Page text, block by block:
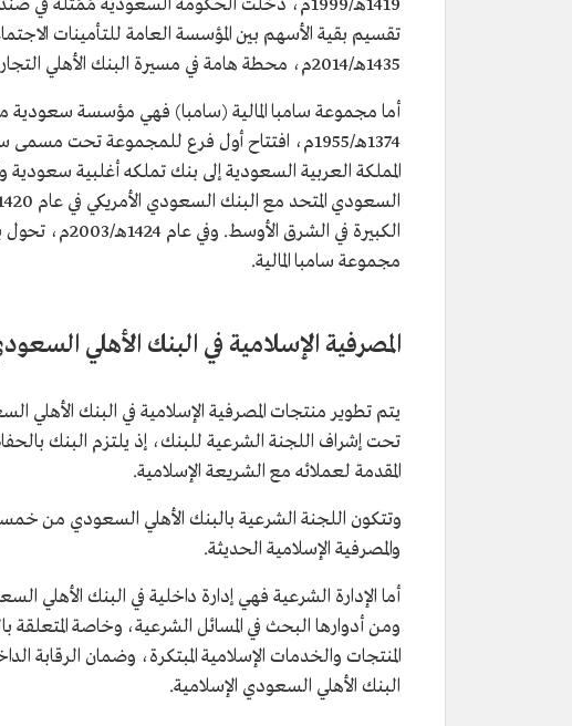
1419هـ/1999م، دخلت الحكومة السعودية مُمَثلة
تقسيم بقية الأسهم بين المؤسسة العامة للتأمينات
1435هـ/2014م، محطة هامة في مسيرة البنك الأهلي التجاري، إذ طرح 25% من أسهمه للاكتتاب العام.
أما مجموعة سامبا المالية (سامبا) فهي مؤسسة سعودية
المملكة العربية السعودية إلى بنك تملكه أغلبية
الكبيرة في
مجموعة سامبا المالية.
المصرفية الإسلامية في البنك الأهلي
يتم تطوير منتجات المصرفية الإسلامية في البنك الأهلي
تحت إشراف اللجنة الشرعية للبنك، إذ يلتزم البنك
المقدمة لعملائه مع الشريعة الإسلامية.
وتتكون اللجنة الشرعية بالبنك الأهلي السعودي من
والمصرفية الإسلامية الحديثة.​​
أما الإدارة الشرعية فهي إدارة داخلية في البنك الأهلي
ومن أدوارها البحث في المسائل الشرعية، وخاصة المتعلقة
المنتجات والخدمات الإسلامية المبتكرة، وضمان الرقابة
البنك الأهلي السعودي الإسلامية.